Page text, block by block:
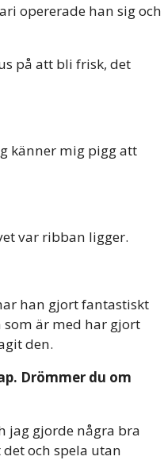
opererade han sig och
på att bli frisk, det
känner mig pigg att
var ribban ligger.
han gjort fantastiskt
som är med har gjort
den.
Drömmer du om
jag gjorde några bra
och spela utan